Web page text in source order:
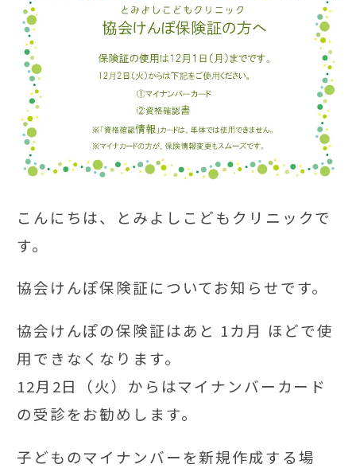
こんにちは、とみよしこどもクリニックで
す。
協会けんぽ保険証についてお知らせです。
協会けんぽの保険証はあと 1カ月 ほどで使
用できなくなります。
12月2日（火）からはマイナンバーカード
の受診をお勧めします。
子どものマイナンバーを新規作成する場